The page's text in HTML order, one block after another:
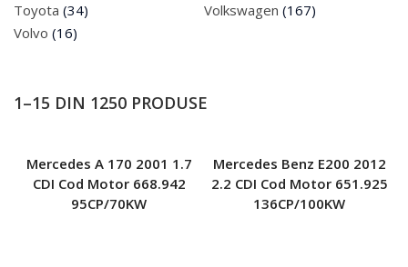
Toyota (34) Volkswagen (167)
Volvo (16)
1–15 DIN 1250 PRODUSE
Mercedes A 170 2001 1.7
CDI Cod Motor 668.942
95CP/70KW
Mercedes Benz E200 2012
2.2 CDI Cod Motor 651.925
136CP/100KW